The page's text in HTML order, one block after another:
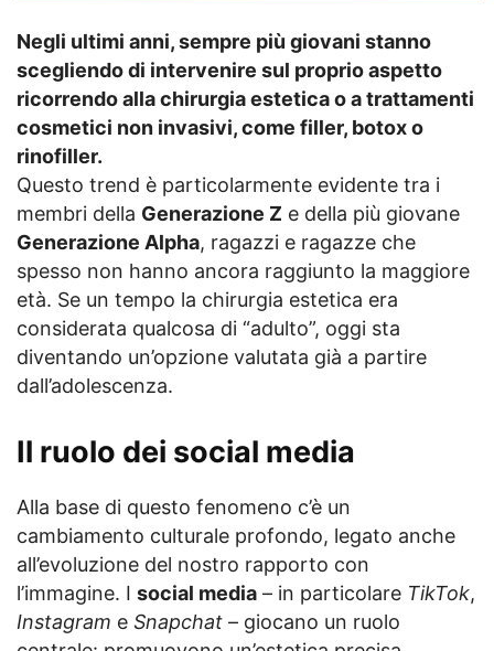
Negli ultimi anni, sempre più giovani stanno
scegliendo di intervenire sul proprio aspetto
ricorrendo alla chirurgia estetica o a trattamenti
cosmetici non invasivi, come filler, botox o
rinofiller.
Questo trend è particolarmente evidente tra i
membri della Generazione Z e della più giovane
Generazione Alpha, ragazzi e ragazze che
spesso non hanno ancora raggiunto la maggiore
età. Se un tempo la chirurgia estetica era
considerata qualcosa di “adulto”, oggi sta
diventando un’opzione valutata già a partire
dall’adolescenza.
Il ruolo dei social media
Alla base di questo fenomeno c’è un
cambiamento culturale profondo, legato anche
all’evoluzione del nostro rapporto con
l’immagine. I social media – in particolare TikTok,
Instagram e Snapchat – giocano un ruolo